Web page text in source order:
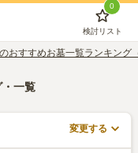
0
検討リスト
おすすめお墓一覧ランキング
一覧
変更する